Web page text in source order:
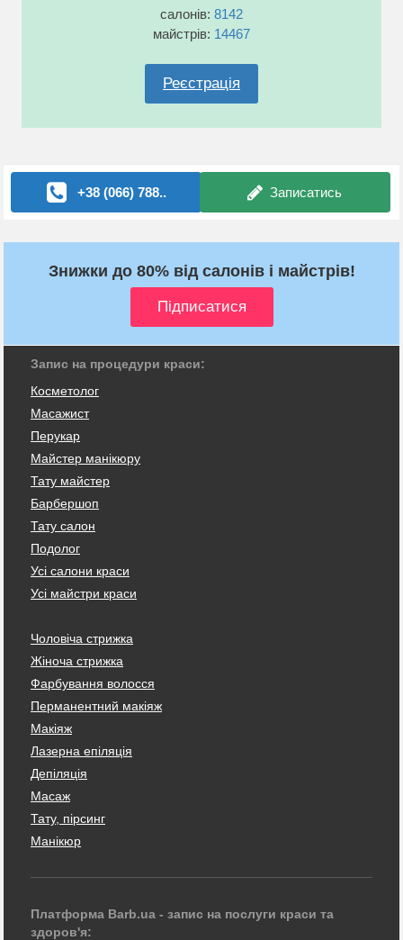
салонів: 8142
майстрів: 14467
Реєстрація
+38 (066) 788.. Записатись
Знижки до 80% від салонів і майстрів!
Запис на процедури краси:
Косметолог
Масажист
Перукар
Майстер манікюру
Тату майстер
Барбершоп
Тату салон
Подолог
Усі салони краси
Усі майстри краси
Чоловіча стрижка
Жіноча стрижка
Фарбування волосся
Перманентний макіяж
Макіяж
Лазерна епіляція
Депіляція
Масаж
Тату, пірсинг
Манікюр
Платформа Barb.ua - запис на послуги краси та
здоров'я: